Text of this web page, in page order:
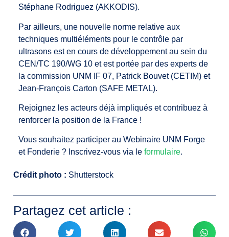
Stéphane Rodriguez (AKKODIS).
Par ailleurs, une nouvelle norme relative aux
techniques multiéléments pour le contrôle par
ultrasons est en cours de développement au sein du
CEN/TC 190/WG 10 et est portée par des experts de
la commission UNM IF 07, Patrick Bouvet (CETIM) et
Jean-François Carton (SAFE METAL).
Rejoignez les acteurs déjà impliqués et contribuez à
renforcer la position de la France !
Vous souhaitez participer au Webinaire UNM Forge
et Fonderie ? Inscrivez-vous via le formulaire.
Crédit photo : Shutterstock
Partagez cet article :